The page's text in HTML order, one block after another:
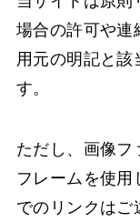
場合の許可や連
用元の明記と該
す。
ただし、画像フ
フレームを使
でのリンクはご